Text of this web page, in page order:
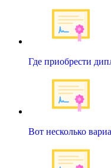
Где приобрести
Вот несколько